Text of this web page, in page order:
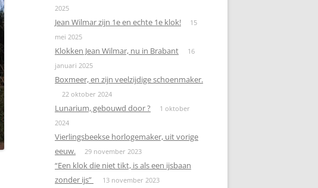
2025
Jean Wilmar zijn 1e en echte 1e klok!
15
mei 2025
Klokken Jean Wilmar, nu in Brabant
16
januari 2025
Boxmeer, en zijn veelzijdige schoenmaker.
22 oktober 2024
Lunarium, gebouwd door ?
1 oktober
2024
Vierlingsbeekse horlogemaker, uit vorige
eeuw.
29 november 2023
“Een klok die niet tikt, is als een ijsbaan
zonder ijs”
13 november 2023